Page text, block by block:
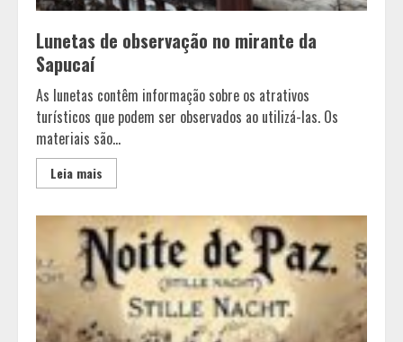
Lunetas de observação no mirante da
Sapucaí
As lunetas contêm informação sobre os atrativos
turísticos que podem ser observados ao utilizá-las. Os
materiais são...
Leia mais